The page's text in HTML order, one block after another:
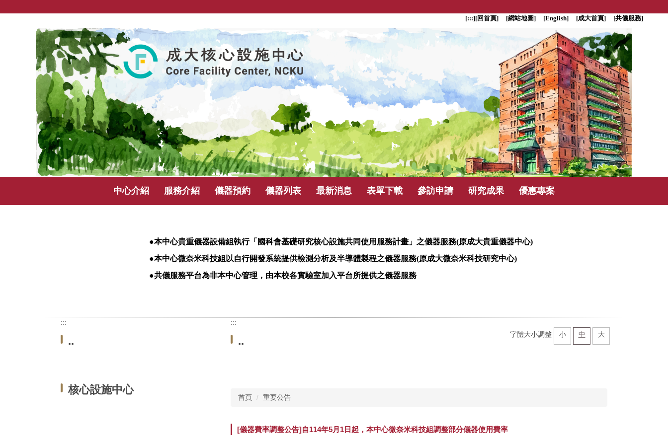
[:::][回首頁] [網站地圖] [English] [成大首頁] [共儀服務]
中心介紹 服務介紹 儀器預約 儀器列表 最新消息 表單下載 參訪申請 研究成果 優惠專案
●本中心貴重儀器設備組執行「國科會基礎研究核心設施共同使用服務計畫」之儀器服務(原成大貴重儀器中心)
●本中心微奈米科技組以自行開發系統提供檢測分析及半導體製程之儀器服務(原成大微奈米科技研究中心)
●共儀服務平台為非本中心管理，由本校各實驗室加入平台所提供之儀器服務
:::
..
核心設施中心
:::
..
首頁 重要公告
[儀器費率調整公告]自114年5月1日起，本中心微奈米科技組調整部分儀器使用費率
字體大小調整 小 中 大